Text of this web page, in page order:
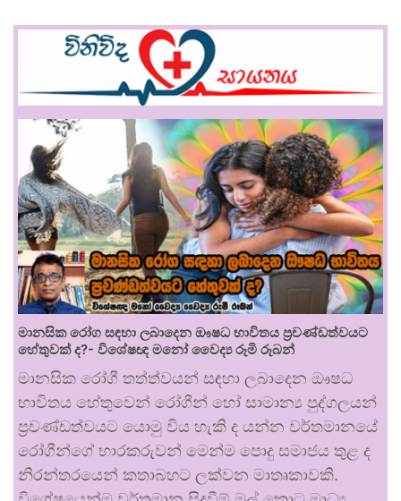
මානසික රෝග සඳහා ලබාදෙන ඖෂධ භාවිතය ප්‍රචණ්ඩත්වයට
හේතුවක් ද?- විශේෂඥ මනෝ වෛද්‍ය රූමි රූබන්
මානසික රෝගී තත්ත්වයන් සඳහා ලබාදෙන ඖෂධ
භාවිතය හේතුවෙන් රෝගීන් හෝ සාමාන්‍ය පුද්ගලයන්
ප්‍රචණ්ඩත්වයට යොමු විය හැකි ද යන්න වර්තමානයේ
රෝගීන්ගේ භාරකරුවන් මෙන්ම පොදු සමාජය තුළ ද
නිරන්තරයෙන් කතාබහට ලක්වන මාතෘකාවකි.